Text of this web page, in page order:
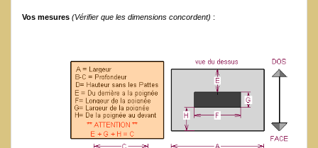
Vos mesures (Vérifier que les dimensions concordent) :